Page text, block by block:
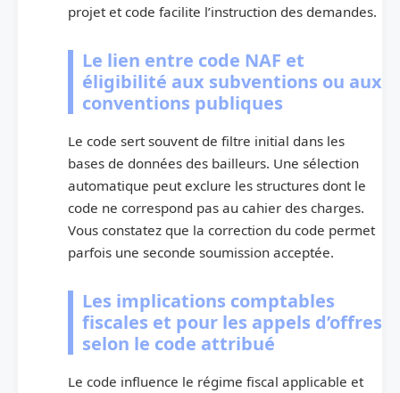
projet et code facilite l’instruction des demandes.
Le lien entre code NAF et
éligibilité aux subventions ou aux
conventions publiques
Le code sert souvent de filtre initial dans les
bases de données des bailleurs. Une sélection
automatique peut exclure les structures dont le
code ne correspond pas au cahier des charges.
Vous constatez que la correction du code permet
parfois une seconde soumission acceptée.
Les implications comptables
fiscales et pour les appels d’offres
selon le code attribué
Le code influence le régime fiscal applicable et